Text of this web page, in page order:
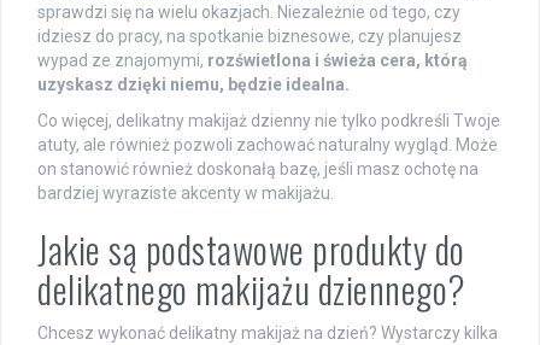
sprawdzi się na wielu okazjach. Niezależnie od tego, czy
idziesz do pracy, na spotkanie biznesowe, czy planujesz
wypad ze znajomymi, rozświetlona i świeża cera, którą
uzyskasz dzięki niemu, będzie idealna.
Co więcej, delikatny makijaż dzienny nie tylko podkreśli Twoje
atuty, ale również pozwoli zachować naturalny wygląd. Może
on stanowić również doskonałą bazę, jeśli masz ochotę na
bardziej wyraziste akcenty w makijażu.
Jakie są podstawowe produkty do
delikatnego makijażu dziennego?
Chcesz wykonać delikatny makijaż na dzień? Wystarczy kilka